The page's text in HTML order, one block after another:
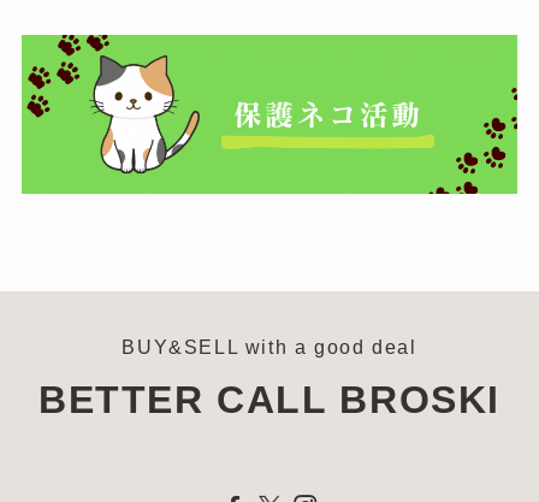
BUY&SELL with a good deal
BETTER CALL BROSKI